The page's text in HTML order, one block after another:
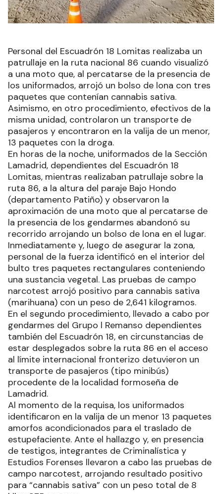
Personal del Escuadrón 18 Lomitas realizaba un
patrullaje en la ruta nacional 86 cuando visualizó
a una moto que, al percatarse de la presencia de
los uniformados, arrojó un bolso de lona con tres
paquetes que contenían cannabis sativa.
Asimismo, en otro procedimiento, efectivos de la
misma unidad, controlaron un transporte de
pasajeros y encontraron en la valija de un menor,
13 paquetes con la droga.
En horas de la noche, uniformados de la Sección
Lamadrid, dependientes del Escuadrón 18
Lomitas, mientras realizaban patrullaje sobre la
ruta 86, a la altura del paraje Bajo Hondo
(departamento Patiño) y observaron la
aproximación de una moto que al percatarse de
la presencia de los gendarmes abandonó su
recorrido arrojando un bolso de lona en el lugar.
Inmediatamente y, luego de asegurar la zona,
personal de la fuerza identificó en el interior del
bulto tres paquetes rectangulares conteniendo
una sustancia vegetal. Las pruebas de campo
narcotest arrojó positivo para cannabis sativa
(marihuana) con un peso de 2,641 kilogramos.
En el segundo procedimiento, llevado a cabo por
gendarmes del Grupo l Remanso dependientes
también del Escuadrón 18, en circunstancias de
estar desplegados sobre la ruta 86 en el acceso
al límite internacional fronterizo detuvieron un
transporte de pasajeros (tipo minibús)
procedente de la localidad formoseña de
Lamadrid.
Al momento de la requisa, los uniformados
identificaron en la valija de un menor 13 paquetes
amorfos acondicionados para el traslado de
estupefaciente. Ante el hallazgo y, en presencia
de testigos, integrantes de Criminalística y
Estudios Forenses llevaron a cabo las pruebas de
campo narcotest, arrojando resultado positivo
para “cannabis sativa” con un peso total de 8